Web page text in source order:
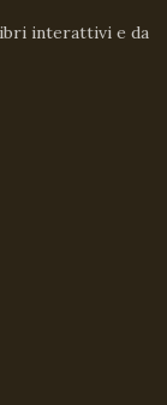
interattivi e da